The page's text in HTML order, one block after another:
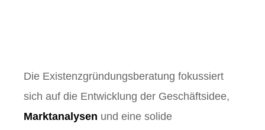
Die Existenzgründungsberatung fokussiert
sich auf die Entwicklung der Geschäftsidee,
Marktanalysen und eine solide